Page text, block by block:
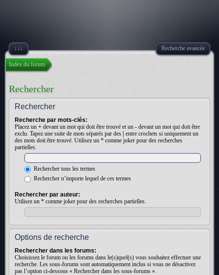
↓↓↓ Recherche avancée
Index du forum
Rechercher
Rechercher
Recherche par mots-clés:
Placez un + devant un mot qui doit être trouvé et un - devant un mot qui doit être
exclu. Tapez une suite de mots séparés par des
entre crochets si uniquement un
des mots doit être trouvé. Utilisez un * comme joker pour des recherches
partielles.
Rechercher tous les termes
Rechercher n’importe lequel de ces termes
Rechercher par auteur:
Utilisez un * comme joker pour des recherches partielles.
Options de recherche
Rechercher dans les forums:
Choisissez le forum ou les forums dans le(s)quel(s) vous souhaitez effectuer une
recherche. Les sous-forums sont automatiquement inclus si vous ne désactivez
pas l’option ci-dessous « Rechercher dans les sous-forums ».